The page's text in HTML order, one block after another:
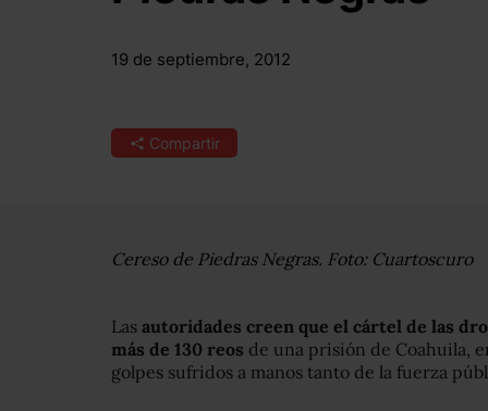
19 de septiembre, 2012
Compartir
Cereso de Piedras Negras. Foto: Cuartoscuro
Las autoridades creen que el cártel de las
más de 130 reos de una prisión de Coahuila,
golpes sufridos a manos tanto de la fuerza